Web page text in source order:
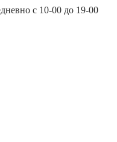
с 10-00 до 19-00